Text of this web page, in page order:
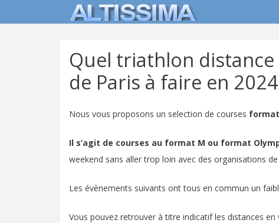
Quel triathlon
de Paris à faire en
Nous vous proposons un selection de courses
Il s’agit de courses au format M ou format
weekend sans aller trop loin avec des organisations
Les évènements suivants ont tous en commun un
Vous pouvez retrouver à titre indicatif les distances